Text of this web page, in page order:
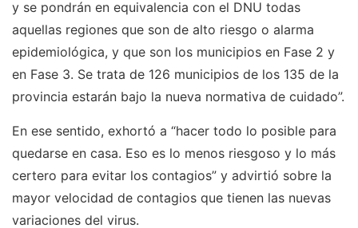
y se pondrán en equivalencia con el DNU todas
aquellas regiones que son de alto riesgo o alarma
epidemiológica, y que son los municipios en Fase 2 y
en Fase 3. Se trata de 126 municipios de los 135 de la
provincia estarán bajo la nueva normativa de cuidado”.
En ese sentido, exhortó a “hacer todo lo posible para
quedarse en casa. Eso es lo menos riesgoso y lo más
certero para evitar los contagios” y advirtió sobre la
mayor velocidad de contagios que tienen las nuevas
variaciones del virus.